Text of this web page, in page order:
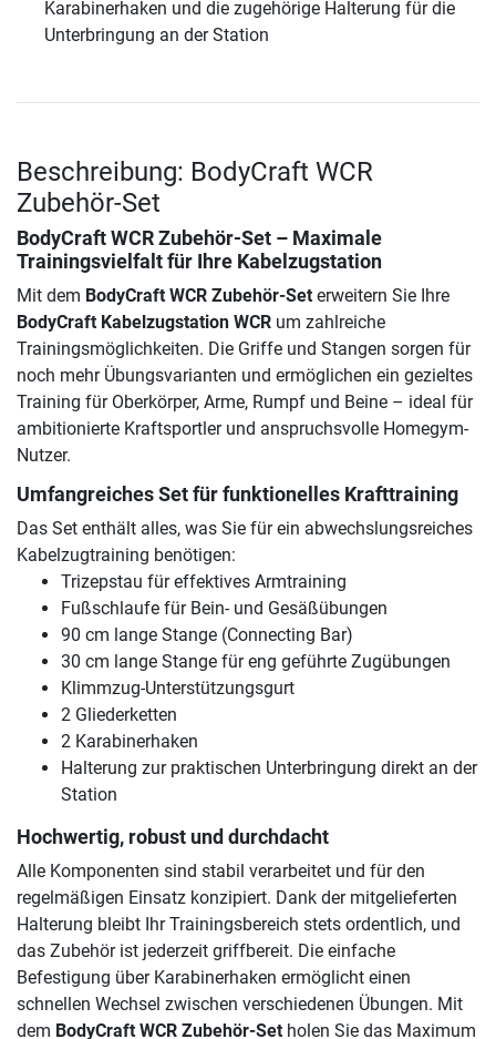
Karabinerhaken und die zugehörige Halterung für die
Unterbringung an der Station
Beschreibung: BodyCraft WCR
Zubehör-Set
BodyCraft WCR Zubehör-Set – Maximale
Trainingsvielfalt für Ihre Kabelzugstation
Mit dem BodyCraft WCR Zubehör-Set erweitern Sie Ihre
BodyCraft Kabelzugstation WCR um zahlreiche
Trainingsmöglichkeiten. Die Griffe und Stangen sorgen für
noch mehr Übungsvarianten und ermöglichen ein gezieltes
Training für Oberkörper, Arme, Rumpf und Beine – ideal für
ambitionierte Kraftsportler und anspruchsvolle Homegym-
Nutzer.
Umfangreiches Set für funktionelles Krafttraining
Das Set enthält alles, was Sie für ein abwechslungsreiches
Kabelzugtraining benötigen:
Trizepstau für effektives Armtraining
Fußschlaufe für Bein- und Gesäßübungen
90 cm lange Stange (Connecting Bar)
30 cm lange Stange für eng geführte Zugübungen
Klimmzug-Unterstützungsgurt
2 Gliederketten
2 Karabinerhaken
Halterung zur praktischen Unterbringung direkt an der
Station
Hochwertig, robust und durchdacht
Alle Komponenten sind stabil verarbeitet und für den
regelmäßigen Einsatz konzipiert. Dank der mitgelieferten
Halterung bleibt Ihr Trainingsbereich stets ordentlich, und
das Zubehör ist jederzeit griffbereit. Die einfache
Befestigung über Karabinerhaken ermöglicht einen
schnellen Wechsel zwischen verschiedenen Übungen. Mit
dem BodyCraft WCR Zubehör-Set holen Sie das Maximum